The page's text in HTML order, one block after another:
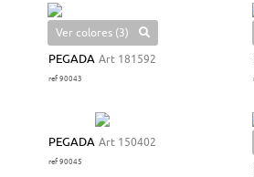
Ver colores (3)
PEGADA Art 181592
ref 90043
PEGADA Art 150402
ref 90045